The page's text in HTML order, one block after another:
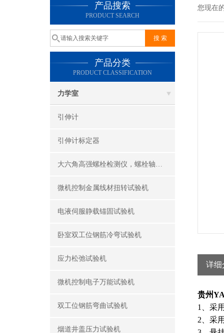
产品搜索
PRODUCT SEARCH
产品分类
PRODUCT CLASSIFICATION
力学室
引伸计
引伸计标定器
大六角高强螺栓检测仪，螺栓轴力计，抗滑移系数检测仪
微机控制金属线材扭转试验机
电液伺服静载锚固试验机
卧室双工位钢筋冷弯试验机
应力松弛试验机
微机控制电子万能试验机
双工位钢筋弯曲试验机
烟道井盖压力试验机
您现在
详细
贵州
1、 采
2、 采